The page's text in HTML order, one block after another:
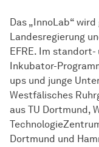
Das „InnoLab“
Landesregierung
EFRE. Im
Inkubator-
ups und junge
Westfälisches
aus TU Dortmund,
Dortmund und